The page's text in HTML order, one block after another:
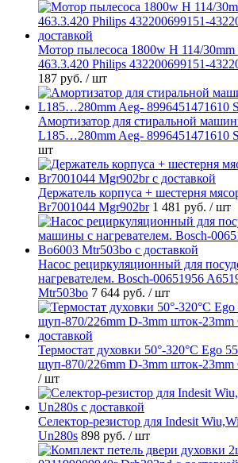
Мотор пылесоса 1800w H 114/
463.3.420 Philips 432200699151-
187 руб. / шт
Амортизатор для стиральной
L185…280mm Aeg- 8996451471610
шт
Держатель корпуса + шестерня
Br7001044 Mgr902br 1 481 руб. / шт
Насос рециркуляционный для
нагревателем. Bosch-00651956
Mtr503bo 7 644 руб. / шт
Термостат духовки 50°-320°C Ego
щуп-870/226mm D-3mm шток-23mm
/ шт
Селектор-резистор для Indesit
Un280s 898 руб. / шт